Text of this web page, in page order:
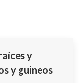
y
y guineos